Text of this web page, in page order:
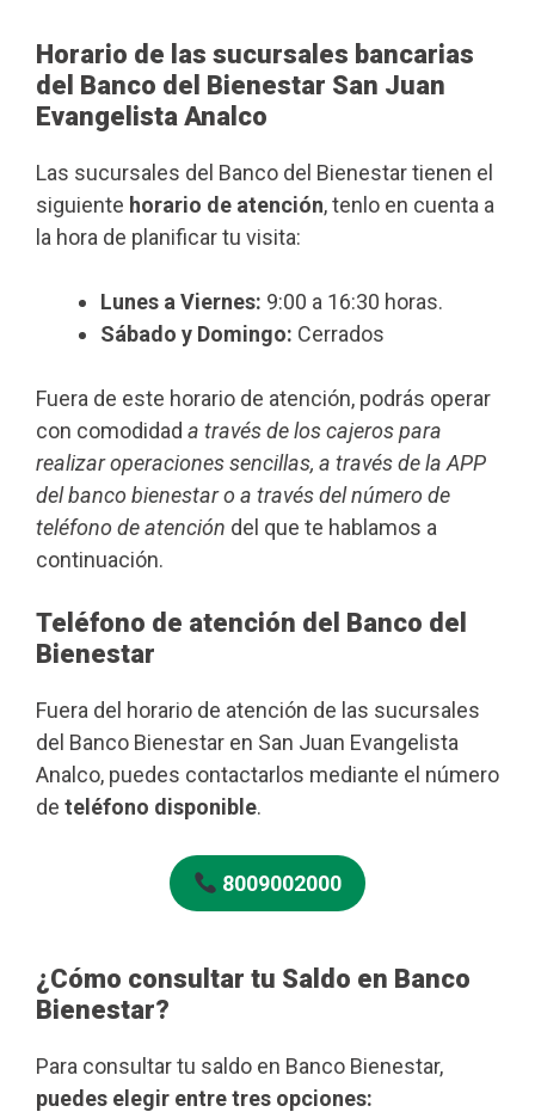
Horario de las sucursales bancarias
del Banco del Bienestar San Juan
Evangelista Analco
Las sucursales del Banco del Bienestar tienen el
siguiente horario de atención, tenlo en cuenta a
la hora de planificar tu visita:
Lunes a Viernes: 9:00 a 16:30 horas.
Sábado y Domingo: Cerrados
Fuera de este horario de atención, podrás operar
con comodidad a través de los cajeros para
realizar operaciones sencillas, a través de la APP
del banco bienestar o a través del número de
teléfono de atención del que te hablamos a
continuación.
Teléfono de atención del Banco del
Bienestar
Fuera del horario de atención de las sucursales
del Banco Bienestar en San Juan Evangelista
Analco, puedes contactarlos mediante el número
de teléfono disponible.
8009002000
¿Cómo consultar tu Saldo en Banco
Bienestar?
Para consultar tu saldo en Banco Bienestar,
puedes elegir entre tres opciones: